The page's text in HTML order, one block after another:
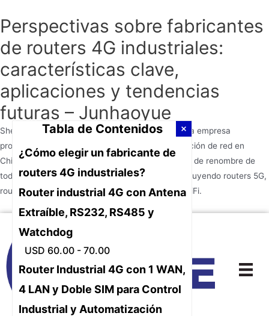
Perspectivas sobre fabricantes
de routers 4G industriales:
características clave,
aplicaciones y tendencias
futuras – Junhaoyue
Shenzhen Junhaoyue Technology Co., Ltd. es una empresa
profesional en el campo de equipos de comunicación de red en
China, y Junhaoyue es un fabricante y proveedor de renombre de
todo tipo de equipos de comunicación de red, incluyendo routers 5G,
routers WiFi inalámbricos, routers 4G y routers WiFi.
contenido
Tabla de Contenidos
¿Cómo elegir un fabricante de
routers 4G industriales?
Router industrial 4G con Antena
Extraíble, RS232, RS485 y
Watchdog
USD 60.00 - 70.00
Router Industrial 4G con 1 WAN,
4 LAN y Doble SIM para Control
Industrial y Automatización